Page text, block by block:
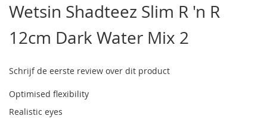
het
begin
van
de
gallerij
Wetsin Shadteez Slim R 'n R
12cm Dark Water Mix 2
Schrijf de eerste review over dit product
Optimised flexibility
Realistic eyes